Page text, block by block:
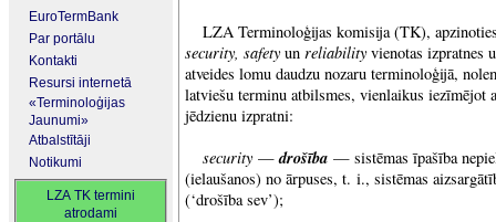
EuroTermBank
Par portālu
Kontakti
Resursi internetā
«Terminoloģijas
Jaunumi»
Atbalstītāji
Notikumi
LZA TK termini
atrodami
LZA Terminoloģijas komisija (TK),
security, safetyun reliabilityvienotas izpratnes
atveides lomu daudzu nozaru terminoloģijā,
latviešu terminu atbilsmes, vienlaikus iezīmējot
jēdzienu izpratni:
security—drošība — sistēmas īpašība
(ielaušanos) no ārpuses, t. i., sistēmas
(‘drošība sev’);